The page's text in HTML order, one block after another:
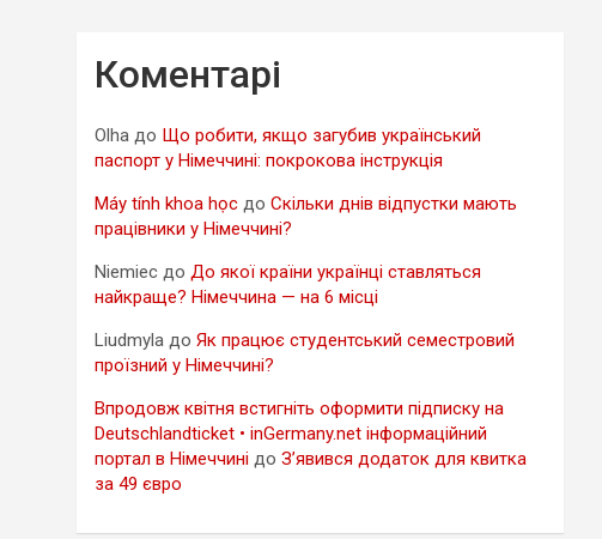
Коментарі
Olha до Що робити, якщо загубив український
паспорт у Німеччині: покрокова інструкція
Máy tính khoa học доСкільки днів відпустки мають
працівники у Німеччині?
Niemiec доДо якої країни українці ставляться
найкраще? Німеччина — на 6 місці
Liudmyla доЯк працює студентський семестровий
проїзний у Німеччині?
Впродовж квітня встигніть оформити підписку на
Deutschlandticket • inGermany.net інформаційний
портал в Німеччині доЗ’явився додаток для квитка
за 49 євро